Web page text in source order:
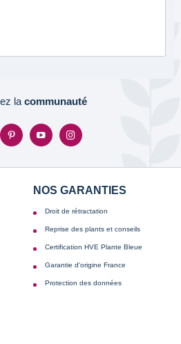
la communauté
NOS GARANTIES
Droit de rétractation
Reprise des plants et conseils
Certification HVE Plante Bleue
Garantie d'origine France
Protection des données